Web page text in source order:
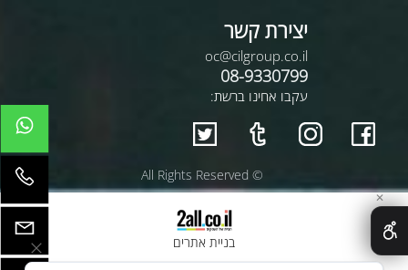
יצירת קשר
oc@cilgroup.co.il
08-9330799
עקבו אחינו ברשת:
© All Rights Reserved
בניית אתרים
✕